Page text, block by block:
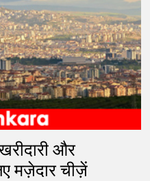
और
मज़ेदार चीज़ें